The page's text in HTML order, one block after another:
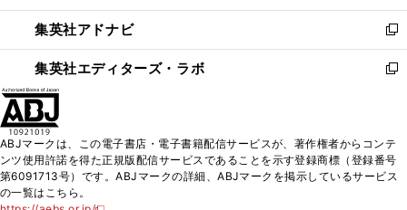
開
く
ウ
で
開
く
ン
ド
ウ
で
ウ
ィ
ン
ド
く
集英社アドナビ
新
し
い
ド
ウ
で
集英社エディターズ・ラボ
新
ィ
ン
ド
ABJマークは、この電子書店・電子書籍配信サービスが、著作権者からコンテ
ンツ使用許諾を得た正規版配信サービスであることを示す登録商標（登録番号
第6091713号）です。ABJマークの詳細、ABJマークを掲示しているサービス
の一覧はこちら。